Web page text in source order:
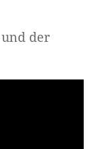
der